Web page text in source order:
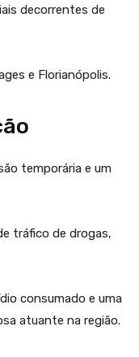
decorrentes de
e Florianópolis.
temporária e um
tráfico de drogas,
consumado e uma
atuante na região.